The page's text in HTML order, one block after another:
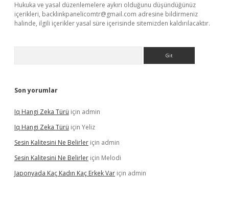
Hukuka ve yasal düzenlemelere aykırı olduğunu düşündüğünüz
içerikleri, backlinkpanelicomtr@gmail.com adresine bildirmeniz
halinde, ilgili içerikler yasal süre içerisinde sitemizden kaldırılacaktır.
Son yorumlar
Iq Hangi Zeka Türü için admin
Iq Hangi Zeka Türü için Yeliz
Sesin Kalitesini Ne Belirler için admin
Sesin Kalitesini Ne Belirler için Melodi
Japonyada Kaç Kadın Kaç Erkek Var için admin